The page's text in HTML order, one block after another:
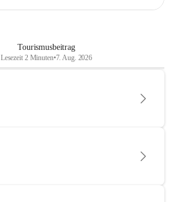
Tourismusbeitrag
Lesezeit 2 Minuten•7. Aug. 2026